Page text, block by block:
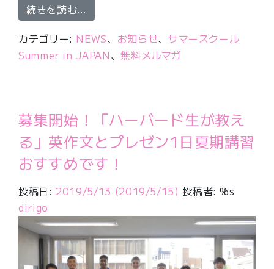
続きを読む…
カテゴリー: NEWS、 お知らせ、 サマースクール
Summer in JAPAN、無料メルマガ
募集開始！「ハーバード生が教え
る」英作文とプレゼン1日夏期講習
おすすめです！
投稿日: 2019/5/13 (2019/5/15) 投稿者: %s
dirigo